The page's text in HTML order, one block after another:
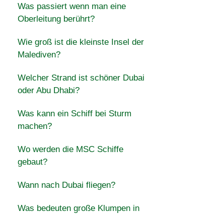
Was passiert wenn man eine
Oberleitung berührt?
Wie groß ist die kleinste Insel der
Malediven?
Welcher Strand ist schöner Dubai
oder Abu Dhabi?
Was kann ein Schiff bei Sturm
machen?
Wo werden die MSC Schiffe
gebaut?
Wann nach Dubai fliegen?
Was bedeuten große Klumpen in